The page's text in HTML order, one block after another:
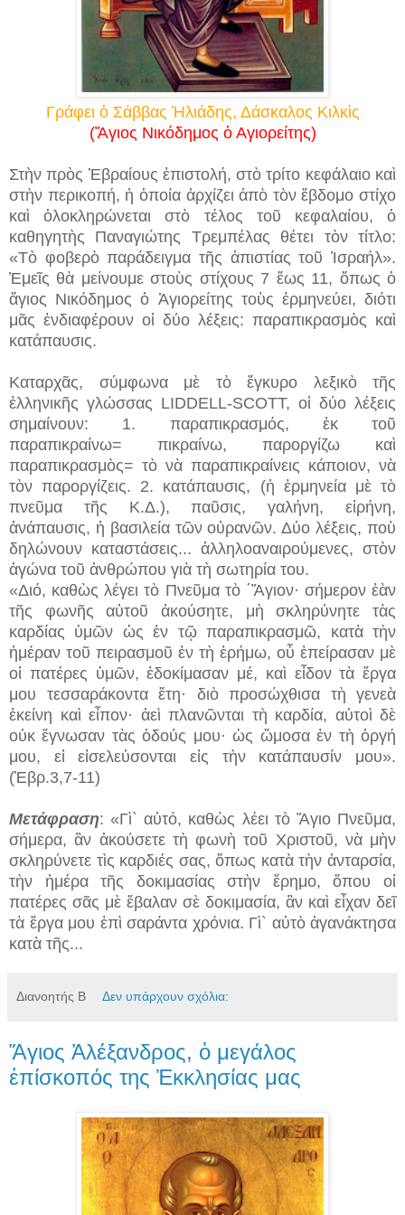
Γράφει ὁ Σάββας Ἠλιάδης, Δάσκαλος Κιλκὶς
(Ἅγιος Νικόδημος ὁ Αγιορείτης)
Στὴν πρὸς Ἑβραίους ἐπιστολή, στὸ τρίτο κεφάλαιο καὶ
στὴν περικοπή, ἡ ὁποία ἀρχίζει ἀπὸ τὸν ἕβδομο στίχο
καὶ ὁλοκληρώνεται στὸ τέλος τοῦ κεφαλαίου, ὁ
καθηγητὴς Παναγιώτης Τρεμπέλας θέτει τὸν τίτλο:
«Τὸ φοβερὸ παράδειγμα τῆς ἀπιστίας τοῦ Ἰσραήλ».
Ἐμεῖς θὰ μείνουμε στοὺς στίχους 7 ἕως 11, ὅπως ὁ
ἅγιος Νικόδημος ὁ Ἁγιορείτης τοὺς ἑρμηνεύει, διότι
μᾶς ἐνδιαφέρουν οἱ δύο λέξεις: παραπικρασμὸς καὶ
κατάπαυσις.
Καταρχᾶς, σύμφωνα μὲ τὸ ἔγκυρο λεξικὸ τῆς
ἑλληνικῆς γλώσσας LIDDELL-SCOTT, οἱ δύο λέξεις
σημαίνουν: 1. παραπικρασμός, ἐκ τοῦ
παραπικραίνω= πικραίνω, παροργίζω καὶ
παραπικρασμὸς= τὸ νὰ παραπικραίνεις κάποιον, νὰ
τὸν παροργίζεις. 2. κατάπαυσις, (ἡ ἑρμηνεία μὲ τὸ
πνεῦμα τῆς Κ.Δ.), παῦσις, γαλήνη, εἰρήνη,
ἀνάπαυσις, ἡ βασιλεία τῶν οὐρανῶν. Δύο λέξεις, ποὺ
δηλώνουν καταστάσεις... ἀλληλοαναιρούμενες, στὸν
ἀγώνα τοῦ ἀνθρώπου γιὰ τὴ σωτηρία του.
«Διό, καθὼς λέγει τὸ Πνεῦμα τὸ ΄Ἅγιον· σήμερον ἐὰν
τῆς φωνῆς αὐτοῦ ἀκούσητε, μὴ σκληρύνητε τὰς
καρδίας ὑμῶν ὡς ἐν τῷ παραπικρασμῶ, κατὰ τὴν
ἡμέραν τοῦ πειρασμοῦ ἐν τὴ ἐρήμω, οὗ ἐπείρασαν μὲ
οἱ πατέρες ὑμῶν, ἐδοκίμασαν μέ, καὶ εἶδον τὰ ἔργα
μου τεσσαράκοντα ἔτη· διὸ προσώχθισα τὴ γενεὰ
ἐκείνη καὶ εἶπον· ἀεὶ πλανῶνται τὴ καρδία, αὐτοὶ δὲ
οὐκ ἔγνωσαν τὰς ὁδούς μου· ὡς ὤμοσα ἐν τὴ ὀργή
μου, εἰ εἰσελεύσονται εἰς τὴν κατάπαυσίν μου».
(Ἑβρ.3,7-11)
Μετάφραση: «Γὶ` αὐτό, καθὼς λέει τὸ Ἅγιο Πνεῦμα,
σήμερα, ἂν ἀκούσετε τὴ φωνὴ τοῦ Χριστοῦ, νὰ μὴν
σκληρύνετε τὶς καρδιές σας, ὅπως κατὰ τὴν ἀνταρσία,
τὴν ἡμέρα τῆς δοκιμασίας στὴν ἔρημο, ὅπου οἱ
πατέρες σᾶς μὲ ἔβαλαν σὲ δοκιμασία, ἂν καὶ εἶχαν δεῖ
τὰ ἔργα μου ἐπὶ σαράντα χρόνια. Γὶ` αὐτὸ ἀγανάκτησα
κατὰ τῆς...
Διανοητής Β Δεν υπάρχουν σχόλια:
Ἅγιος Ἀλέξανδρος, ὁ μεγάλος
ἐπίσκοπός της Ἐκκλησίας μας